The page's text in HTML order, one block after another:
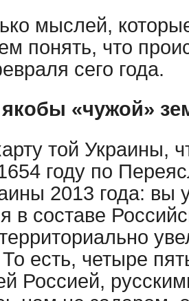
мыслей,
понять, что
сего года.
«чужой»
той Украины,
году по
2013 года: вы
в составе
То есть, четыре
Россией,